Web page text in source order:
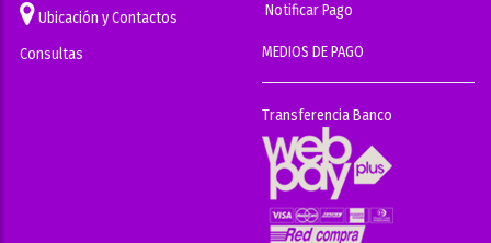
Ubicación y Contactos
Consultas
Notificar Pago
MEDIOS DE PAGO
Transferencia Banco